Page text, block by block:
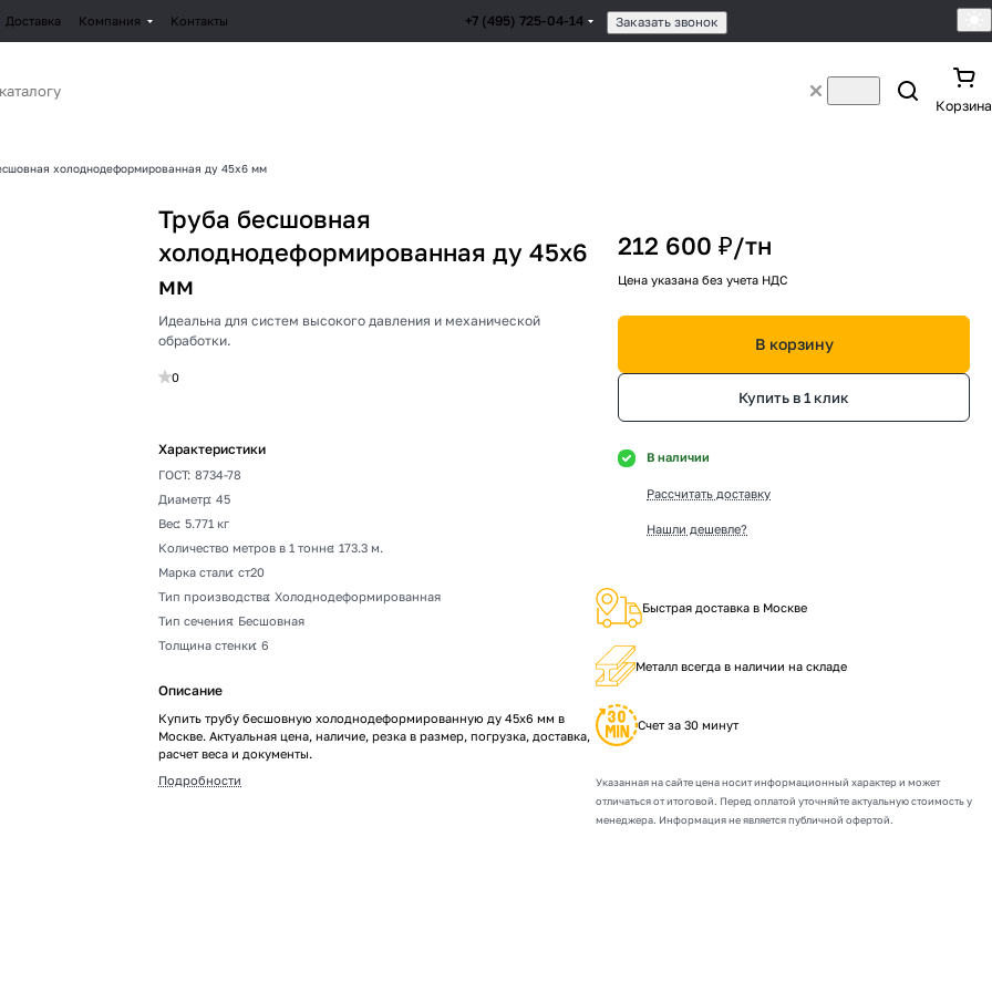
Доставка Компания Контакты +7 (495) 725-04-14 Заказать звонок
Корзина
холоднодеформированная ду 45х6 мм
Труба бесшовная
холоднодеформированная ду 45х6
мм
Идеальна для систем высокого давления и механической
обработки.
0
Характеристики
ГОСТ: 8734-78
Диаметр: 45
Вес: 5.771 кг
Количество метров в 1 тонне: 173.3 м.
Марка стали: ст20
Тип производства: Холоднодеформированная
Тип сечения: Бесшовная
Толщина стенки: 6
Описание
Купить трубу бесшовную холоднодеформированную ду 45х6 мм в
Москве. Актуальная цена, наличие, резка в размер, погрузка, доставка,
расчет веса и документы.
Подробности
212 600 ₽/тн
Цена указана без учета НДС
В корзину
Купить в 1 клик
В наличии
Рассчитать доставку
Нашли дешевле?
Быстрая доставка в Москве
Металл всегда в наличии на складе
Счет за 30 минут
Указанная на сайте цена носит информационный характер и может
отличаться от итоговой. Перед оплатой уточняйте актуальную стоимость у
менеджера. Информация не является публичной офертой.